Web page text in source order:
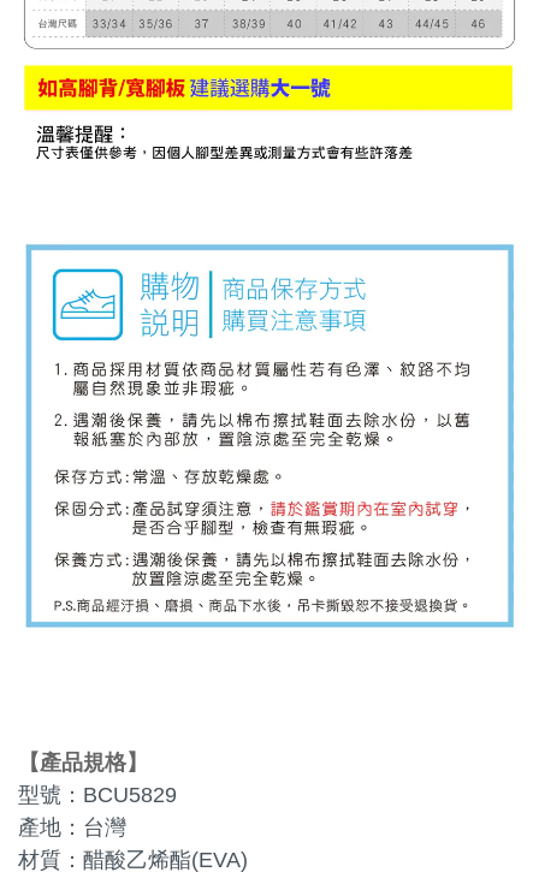
【產品規格】
型號：BCU5829
產地：台灣
材質：醋酸乙烯酯(EVA)